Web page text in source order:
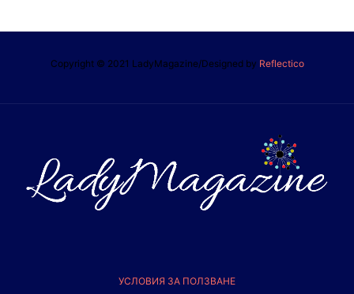
Copyright © 2021 LadyMagazine/Designed by Reflectico
УСЛОВИЯ ЗА ПОЛЗВАНЕ